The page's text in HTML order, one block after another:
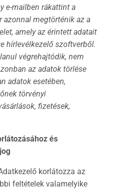
e-mailben rákattint a
azonnal megtörténik az a
amely az érintett adatait
hírlevélkezelő szoftverből.
végrehajtódik, nem
az adatok törlése
adatok esetében,
törvényi
fizetések,
és
korlátozza az
feltételek valamelyike